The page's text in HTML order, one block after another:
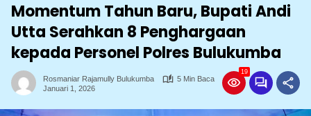
Momentum Tahun Baru, Bupati Andi
Utta Serahkan 8 Penghargaan
kepada Personel Polres Bulukumba
Rosmaniar Rajamully Bulukumba
5 Min Baca
Januari 1, 2026
19